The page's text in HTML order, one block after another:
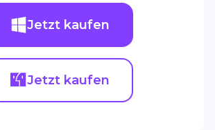
Jetzt kaufen
Jetzt kaufen